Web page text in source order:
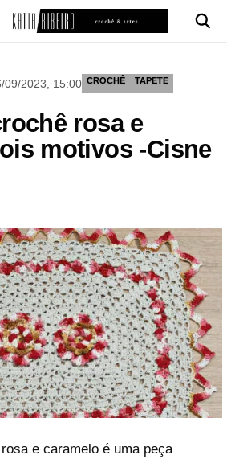
09/2023, 15:00 CROCHÊ TAPETE
rosa e
motivos -Cisne
e caramelo é uma peça